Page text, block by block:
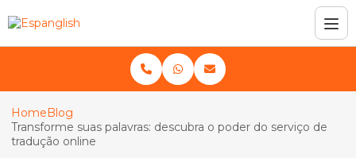
HomeBlog
Transforme suas palavras: descubra o poder do serviço de
tradução online